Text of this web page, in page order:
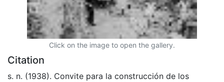
Click on the image to open the gallery.
Citation
s. n. (1938). Convite para la construcción de los